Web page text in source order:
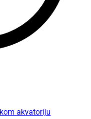
akvatoriju